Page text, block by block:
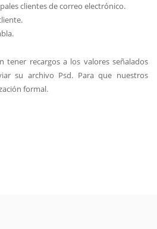
clientes de correo electrónico.
tener recargos a los valores señalados
su archivo Psd. Para que nuestros
formal.